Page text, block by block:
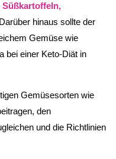
Darüber hinaus sollte der
Gemüse wie
bei einer Keto-Diät in
Gemüsesorten wie
den
und die Richtlinien